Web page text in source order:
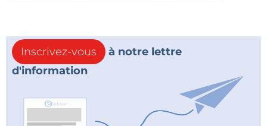
Inscrivez-vous
à notre lettre
d'information